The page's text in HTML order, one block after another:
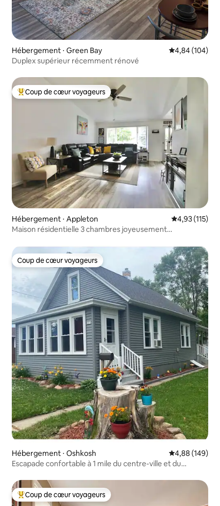
Hébergement ⋅ Green Bay Évaluation
4,84 (104)
Duplex supérieur récemment rénové
Coups de cœur voyageurs les plus appréciés
Coup de cœur voyageurs
Hébergement ⋅ Appleton Évaluation
4,93 (115)
Maison résidentielle 3 chambres joyeusement
Coup de cœur voyageurs
Coup de cœur voyageurs
Hébergement ⋅ Oshkosh Évaluation
4,88 (149)
Escapade confortable à 1 mile du centre-ville et du
Coups de cœur voyageurs les plus appréciés
Coup de cœur voyageurs